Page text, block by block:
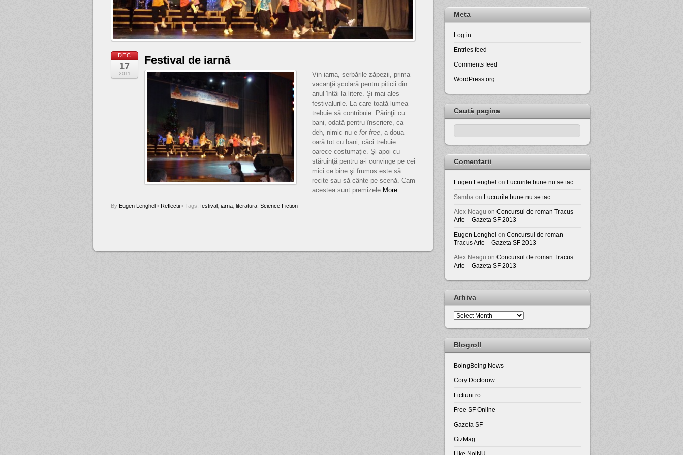
DEC
17
2011
Festival de iarnă
Vin iarna, serbările zăpezii, prima
vacanţă şcolară pentru piticii din
anul întâi la litere. Şi mai ales
festivalurile. La care toată lumea
trebuie să contribuie. Părinţii cu
bani, odată pentru înscriere, ca
deh, nimic nu e for free , a doua
oară tot cu bani, căci trebuie
oarece costumaţie. Şi apoi cu
stăruinţă pentru a-i convinge pe cei
mici ce bine şi frumos este să
recite sau să cânte pe scenă. Cam
acestea sunt premizele. More
By Eugen Lenghel • Reflectii • Tags: festival , iarna, literatura, Science Fiction
Meta
Log in
Entries feed
Comments feed
WordPress.org
Caută pagina
Comentarii
Eugen Lenghel on Lucrurile bune nu se tac …
Samba on Lucrurile bune nu se tac …
Alex Neagu on Concursul de roman Tracus
Arte – Gazeta SF 2013
Eugen Lenghel on Concursul de roman
Tracus Arte – Gazeta SF 2013
Alex Neagu on Concursul de roman Tracus
Arte – Gazeta SF 2013
Arhiva
Arhiva
Blogroll
BoingBoing News
Cory Doctorow
Fictiuni.ro
Free SF Online
Gazeta SF
GizMag